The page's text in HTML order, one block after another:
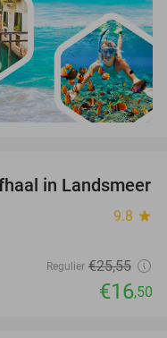
35%
in Landsmeer
9.8 star
Regulier €25,55
€16,50